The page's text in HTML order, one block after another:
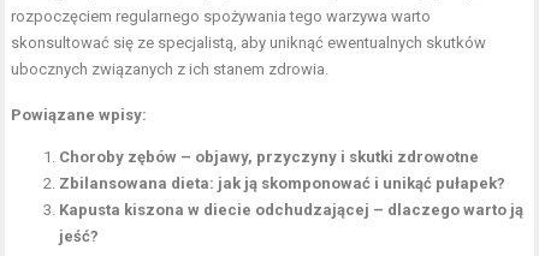
rozpoczęciem regularnego spożywania tego warzywa warto
skonsultować się ze specjalistą, aby uniknąć ewentualnych skutków
ubocznych związanych z ich stanem zdrowia.
Powiązane wpisy:
Choroby zębów – objawy, przyczyny i skutki zdrowotne
Zbilansowana dieta: jak ją skomponować i unikąć pułapek?
Kapusta kiszona w diecie odchudzającej – dlaczego warto ją
jeść?